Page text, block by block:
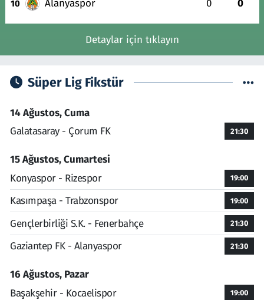
10 Alanyaspor 0 0
Detaylar için tıklayın
Süper Lig Fikstür
14 Ağustos, Cuma
Galatasaray - Çorum FK
21:30
15 Ağustos, Cumartesi
Konyaspor - Rizespor
19:00
Kasımpaşa - Trabzonspor 19:00
Gençlerbirliği S.K. - Fenerbahçe 21:30
Gaziantep FK - Alanyaspor 21:30
16 Ağustos, Pazar
Başakşehir - Kocaelispor
19:00